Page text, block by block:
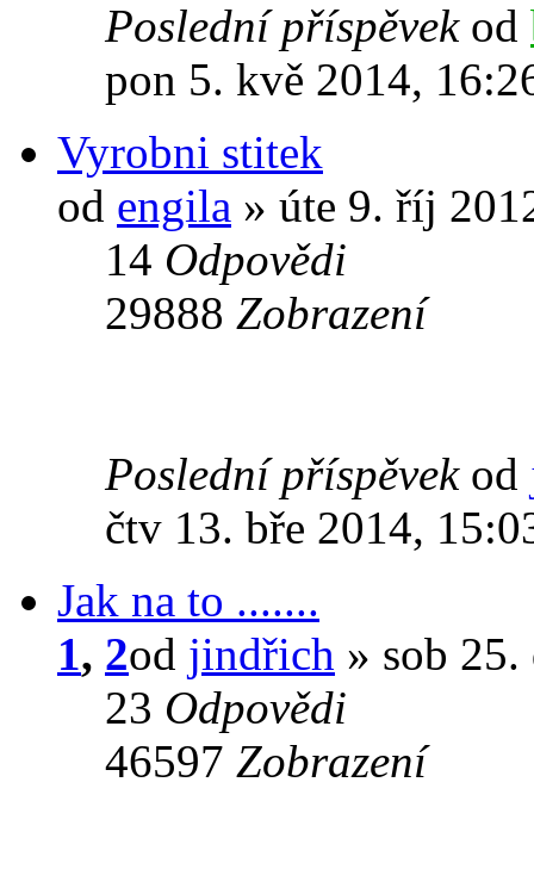
Poslední příspěvek od
pon 5. kvě 2014,
Vyrobni stitek
od engila » úte 9. říj
14 Odpovědi
29888 Zobrazení
Poslední příspěvek od
čtv 13. bře 2014,
Jak na to .......
1, 2od jindřich » sob
23 Odpovědi
46597 Zobrazení